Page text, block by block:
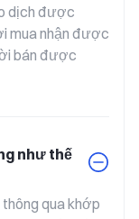
dịch được
mua nhận được
bán được
như thế
qua khớp